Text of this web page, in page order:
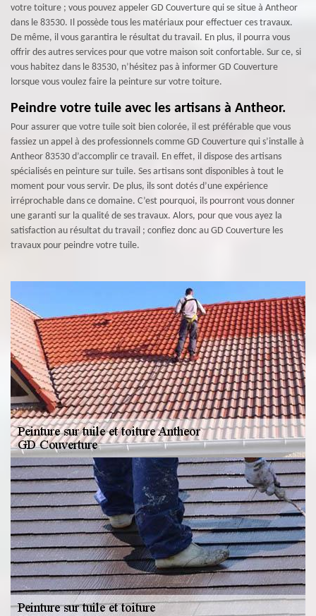
votre toiture ; vous pouvez appeler GD Couverture qui se situe à Antheor
dans le 83530. Il possède tous les matériaux pour effectuer ces travaux.
De même, il vous garantira le résultat du travail. En plus, il pourra vous
offrir des autres services pour que votre maison soit confortable. Sur ce, si
vous habitez dans le 83530, n’hésitez pas à informer GD Couverture
lorsque vous voulez faire la peinture sur votre toiture.
Peindre votre tuile avec les artisans à Antheor.
Pour assurer que votre tuile soit bien colorée, il est préférable que vous
fassiez un appel à des professionnels comme GD Couverture qui s’installe à
Antheor 83530 d’accomplir ce travail. En effet, il dispose des artisans
spécialisés en peinture sur tuile. Ses artisans sont disponibles à tout le
moment pour vous servir. De plus, ils sont dotés d’une expérience
irréprochable dans ce domaine. C’est pourquoi, ils pourront vous donner
une garanti sur la qualité de ses travaux. Alors, pour que vous ayez la
satisfaction au résultat du travail ; confiez donc au GD Couverture les
travaux pour peindre votre tuile.